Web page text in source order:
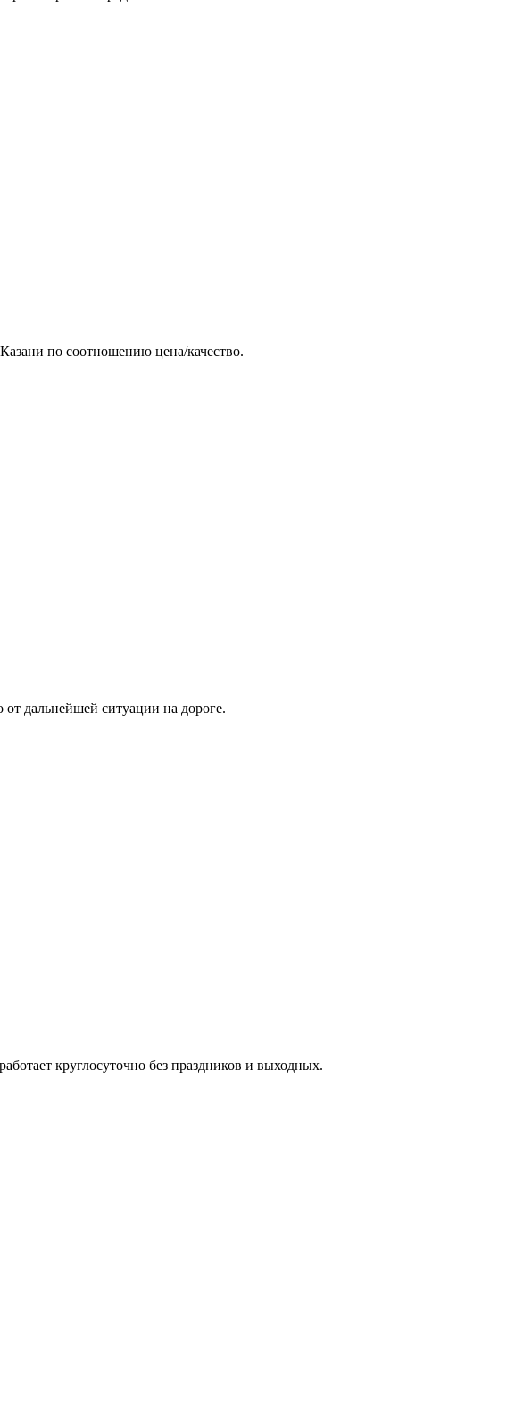
по соотношению цена/качество.
от дальнейшей ситуации на дороге.
круглосуточно без праздников и выходных.